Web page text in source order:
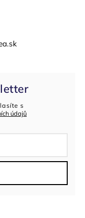
s
údajů